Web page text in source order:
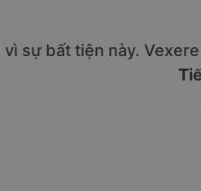
vì sự bất tiện này.